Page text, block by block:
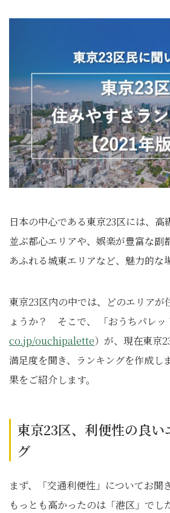
日本の中心である東京23区には、高
並ぶ都心エリアや、娯楽が豊富な副
あふれる城東エリアなど、魅力的な
東京23区内の中では、どのエリアが
ょうか？ そこで、 「おうちパレッ
co.jp/ouchipalette）が、現在東京
満足度を聞き、ランキングを作成し
果をご紹介します。
東京23区、利便性の良い
グ
まず、「交通利便性」についてお聞
もっとも高かったのは「港区」でし